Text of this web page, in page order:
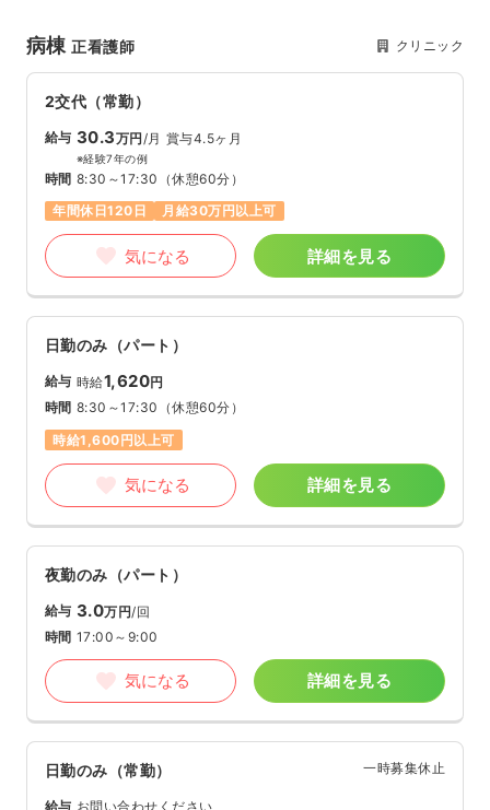
病棟正看護師 クリニック
2交代（常勤）
給与 30.3万円/月 賞与4.5ヶ月
※経験7年の例
時間 8:30～17:30 （休憩60分）
年間休日120日
月給30万円以上可
気になる 詳細を見る
日勤のみ（パート）
給与 時給1,620円
時間 8:30～17:30 （休憩60分）
時給1,600円以上可
気になる 詳細を見る
夜勤のみ（パート）
給与 3.0万円/回
時間 17:00～9:00
気になる 詳細を見る
日勤のみ（常勤） 一時募集休止
給与 お問い合わせください